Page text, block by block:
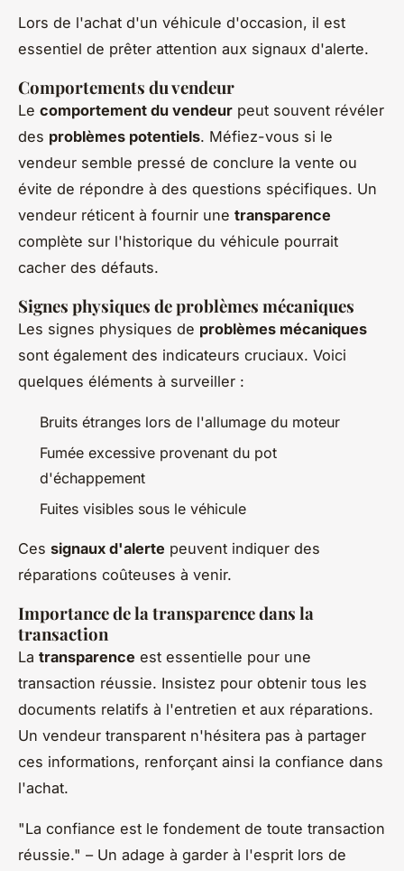
Lors de l'achat d'un véhicule d'occasion, il est
essentiel de prêter attention aux signaux d'alerte.
Comportements du vendeur
Le comportement du vendeur peut souvent révéler
des problèmes potentiels. Méfiez-vous si le
vendeur semble pressé de conclure la vente ou
évite de répondre à des questions spécifiques. Un
vendeur réticent à fournir une transparence
complète sur l'historique du véhicule pourrait
cacher des défauts.
Signes physiques de problèmes mécaniques
Les signes physiques de problèmes mécaniques
sont également des indicateurs cruciaux. Voici
quelques éléments à surveiller :
Bruits étranges lors de l'allumage du moteur
Fumée excessive provenant du pot
d'échappement
Fuites visibles sous le véhicule
Ces signaux d'alerte peuvent indiquer des
réparations coûteuses à venir.
Importance de la transparence dans la
transaction
La transparence est essentielle pour une
transaction réussie. Insistez pour obtenir tous les
documents relatifs à l'entretien et aux réparations.
Un vendeur transparent n'hésitera pas à partager
ces informations, renforçant ainsi la confiance dans
l'achat.
"La confiance est le fondement de toute transaction
réussie." – Un adage à garder à l'esprit lors de